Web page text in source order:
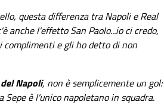
questa differenza tra Napoli e Real
anche l'effetto San Paolo...io ci credo,
e gli ho detto di non
Napoli, non è semplicemente un gol:
è l'unico napoletano in squadra.